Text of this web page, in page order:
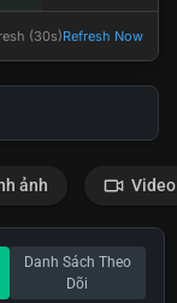
(30s)Refresh Now
ảnh Video
Danh Sách Theo
Dõi